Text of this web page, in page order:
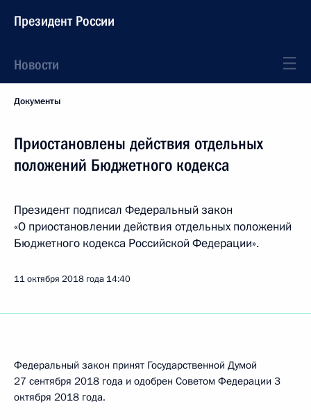
Президент России
Новости
Документы
Приостановлены действия отдельных
положений Бюджетного кодекса
Президент подписал Федеральный закон
«О приостановлении действия отдельных положений
Бюджетного кодекса Российской Федерации».
11 октября 2018 года 14:40
Федеральный закон принят Государственной Думой
27 сентября 2018 года и одобрен Советом Федерации 3
октября 2018 года.